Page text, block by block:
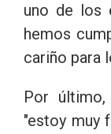
uno de los
hemos
cariño para
Por
"estoy muy